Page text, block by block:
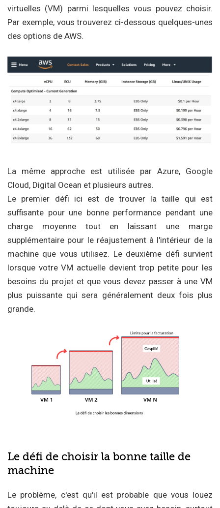
virtuelles (VM) parmi lesquelles vous pouvez choisir.
Par exemple, vous trouverez ci-dessous quelques-unes
des options de AWS.
La même approche est utilisée par Azure, Google
Cloud, Digital Ocean et plusieurs autres.
Le premier défi ici est de trouver la taille qui est
suffisante pour une bonne performance pendant une
charge moyenne tout en laissant une marge
supplémentaire pour le réajustement à l'intérieur de la
machine que vous utilisez. Le deuxième défi survient
lorsque votre VM actuelle devient trop petite pour les
besoins du projet et que vous devez passer à une VM
plus puissante qui sera généralement deux fois plus
grande.
Le défi de choisir la bonne taille de
machine
Le problème, c'est qu'il est probable que vous louez